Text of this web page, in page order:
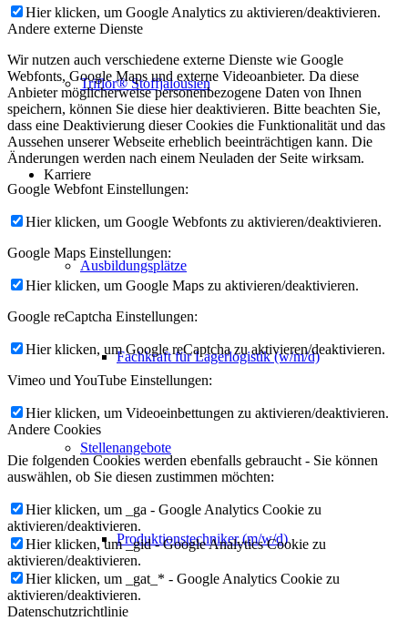
Triflor® Stoffjalousien
Karriere
Ausbildungsplätze
Fachkraft für Lagerlogistik (w/m/d)
Stellenangebote
Produktionstechniker (m/w/d)
Hier klicken, um Google Analytics zu aktivieren/deaktivieren.
Andere externe Dienste
Wir nutzen auch verschiedene externe Dienste wie Google
Webfonts, Google Maps und externe Videoanbieter. Da diese
Anbieter möglicherweise personenbezogene Daten von Ihnen
speichern, können Sie diese hier deaktivieren. Bitte beachten Sie,
dass eine Deaktivierung dieser Cookies die Funktionalität und das
Aussehen unserer Webseite erheblich beeinträchtigen kann. Die
Änderungen werden nach einem Neuladen der Seite wirksam.
Google Webfont Einstellungen:
Hier klicken, um Google Webfonts zu aktivieren/deaktivieren.
Google Maps Einstellungen:
Hier klicken, um Google Maps zu aktivieren/deaktivieren.
Google reCaptcha Einstellungen:
Hier klicken, um Google reCaptcha zu aktivieren/deaktivieren.
Vimeo und YouTube Einstellungen:
Hier klicken, um Videoeinbettungen zu aktivieren/deaktivieren.
Andere Cookies
Die folgenden Cookies werden ebenfalls gebraucht - Sie können
auswählen, ob Sie diesen zustimmen möchten:
Hier klicken, um _ga - Google Analytics Cookie zu
aktivieren/deaktivieren.
Hier klicken, um _gid - Google Analytics Cookie zu
aktivieren/deaktivieren.
Hier klicken, um _gat_* - Google Analytics Cookie zu
aktivieren/deaktivieren.
Datenschutzrichtlinie